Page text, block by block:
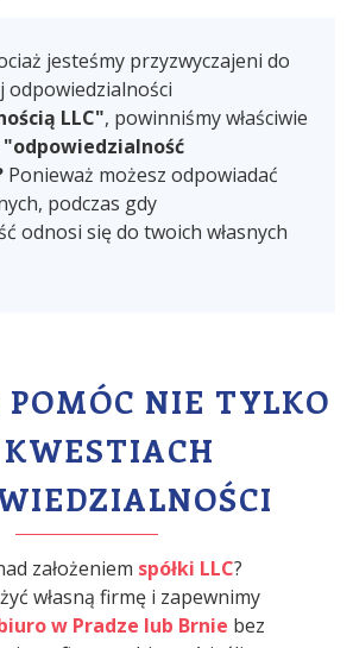
jesteśmy przyzwyczajeni do
odpowiedzialności
LLC", powinniśmy właściwie
"odpowiedzialność
Ponieważ możesz odpowiadać
podczas gdy
odnosi się do twoich własnych
NIE TYLKO
założeniem spółki LLC?
własną firmę i zapewnimy
w Pradze lub Brnie bez